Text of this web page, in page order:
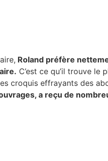
Roland préfère
C’est ce qu’il trouve le
croquis effrayants des
a reçu de